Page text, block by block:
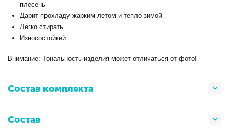
плесень
Дарит прохладу жарким летом и тепло зимой
Легко стирать
Износостойкий
Внимание: Тональность изделия может отличаться от фото!
Состав комплекта
Состав